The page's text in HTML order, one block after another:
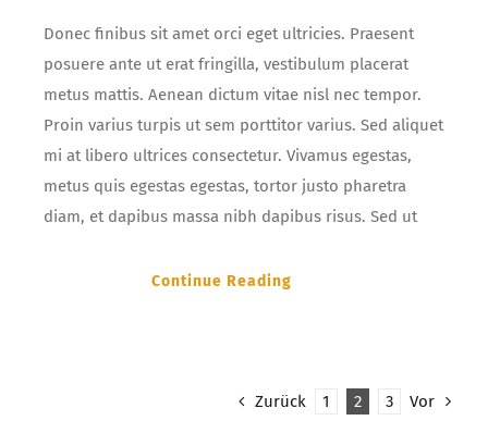
Donec finibus sit amet orci eget ultricies. Praesent
posuere ante ut erat fringilla, vestibulum placerat
metus mattis. Aenean dictum vitae nisl nec tempor.
Proin varius turpis ut sem porttitor varius. Sed aliquet
mi at libero ultrices consectetur. Vivamus egestas,
metus quis egestas egestas, tortor justo pharetra
diam, et dapibus massa nibh dapibus risus. Sed ut
Continue Reading
Zurück 1 2 3 Vor